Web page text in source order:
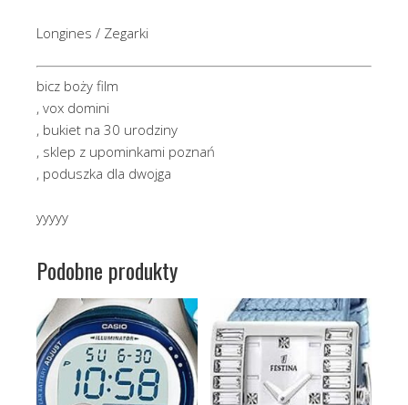
Longines / Zegarki
bicz boży film
, vox domini
, bukiet na 30 urodziny
, sklep z upominkami poznań
, poduszka dla dwojga
yyyyy
Podobne produkty